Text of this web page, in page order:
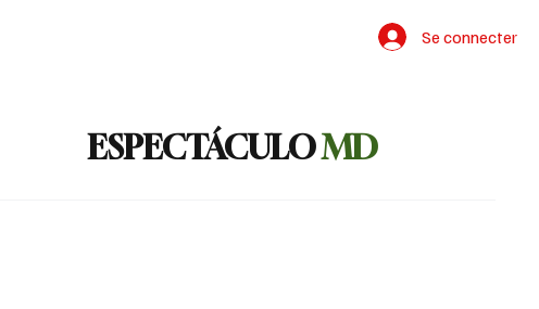
Se connecter
ESPECTÁCULOMD